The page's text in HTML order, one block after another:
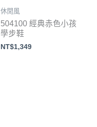
休閒風
504100 經典赤色小孩
學步鞋
NT$1,349